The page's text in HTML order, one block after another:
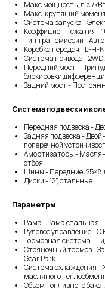
Макс мощность, л.с./
Макс. крутящий
Система запуска -
Коэффициент сжатия -
Тип трансмиссии -
Коробка передач - L-H-
Система привода - 2WD
Передний мост -
блокировки
Задний мост -
Система подвески и
Передняя подвеска -
Задняя подвеска -
поперечной
Амортизаторы -
отбоя
Шины - Передние:
Диски - 12", стальные
Параметры
Рама - Рама стальная
Рулевое управление - С
Тормозная система -
Стояночный тормоз -
Gear Park
Система охлаждения -
масляного
Объем топливного бака,